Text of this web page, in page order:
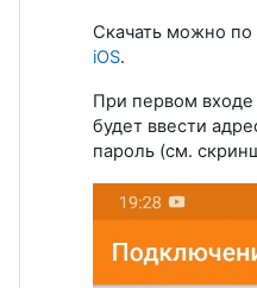
Скачать можно по
iOS.
При первом
будет ввести
пароль (см.